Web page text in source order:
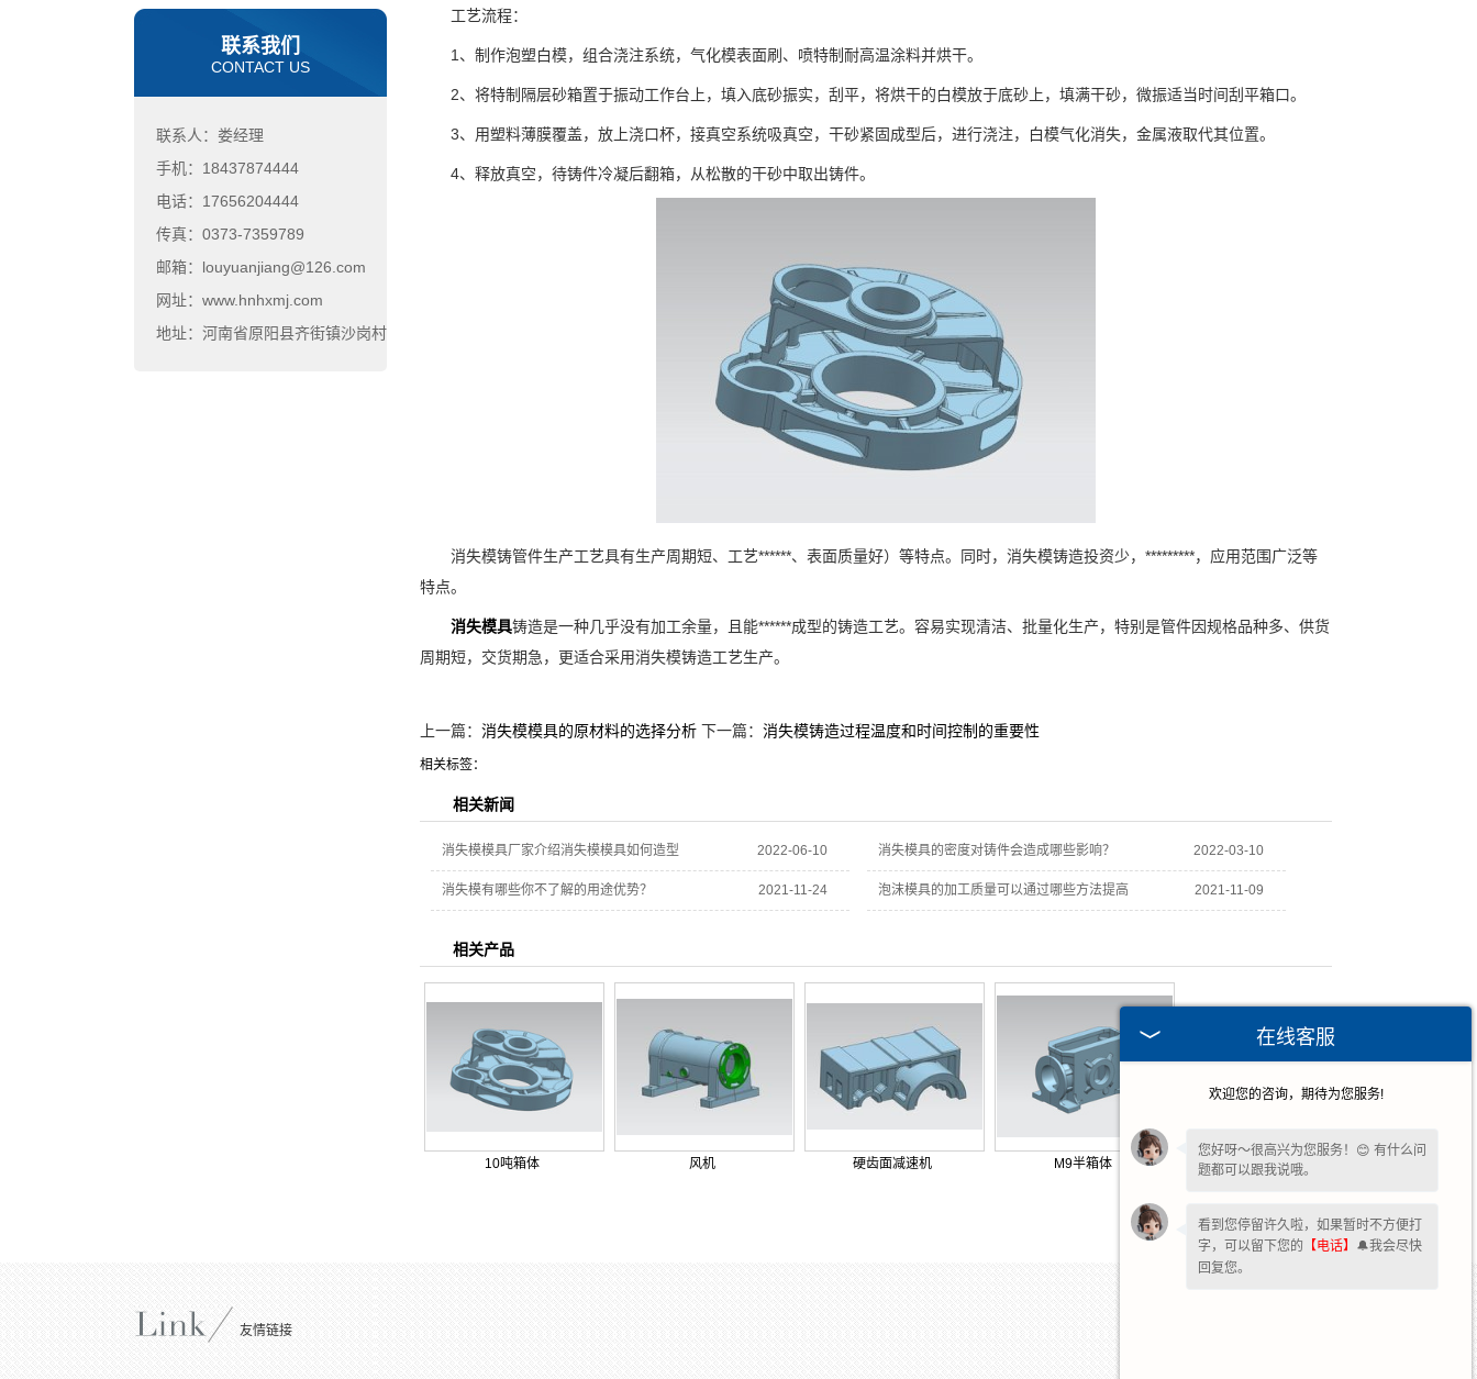
联系我们
CONTACT US
联系人：娄经理
手机：18437874444
电话：17656204444
传真：0373-7359789
邮箱：louyuanjiang@126.com
网址：www.hnhxmj.com
地址：河南省原阳县齐街镇沙岗村
工艺流程：
1、制作泡塑白模，组合浇注系统，气化模表面刷、喷特制耐高温涂料并烘干。
2、将特制隔层砂箱置于振动工作台上，填入底砂振实，刮平，将烘干的白模放于底砂上，填满干砂，微振适当时间刮平箱口。
3、用塑料薄膜覆盖，放上浇口杯，接真空系统吸真空，干砂紧固成型后，进行浇注，白模气化消失，金属液取代其位置。
4、释放真空，待铸件冷凝后翻箱，从松散的干砂中取出铸件。
消失模铸管件生产工艺具有生产周期短、工艺******、表面质量好）等特点。同时，消失模铸造投资少，*********，应用范围广泛等
特点。
消失模具铸造是一种几乎没有加工余量，且能******成型的铸造工艺。容易实现清洁、批量化生产，特别是管件因规格品种多、供货
周期短，交货期急，更适合采用消失模铸造工艺生产。
上一篇： 消失模模具的原材料的选择分析 下一篇： 消失模铸造过程温度和时间控制的重要性
相关标签：
相关新闻
2022-06-10
消失模模具厂家介绍消失模模具如何造型 2022-03-10
消失模具的密度对铸件会造成哪些影响？
2021-11-24
消失模有哪些你不了解的用途优势？ 2021-11-09
泡沫模具的加工质量可以通过哪些方法提高
相关产品
10吨箱体 风机 硬齿面减速机 M9半箱体
友情链接
在线客服
欢迎您的咨询，期待为您服务!
您好呀～很高兴为您服务！😊 有什么问
题都可以跟我说哦。
看到您停留许久啦，如果暂时不方便打
字，可以留下您的 【电话】 🔔我会尽快
回复您。